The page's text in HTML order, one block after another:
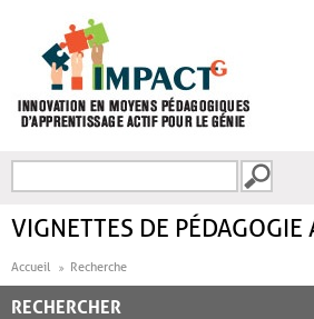
FORMULAIRE DE
VIGNETTES DE PÉDAGOGIE
Accueil Recherche
RECHERCHER